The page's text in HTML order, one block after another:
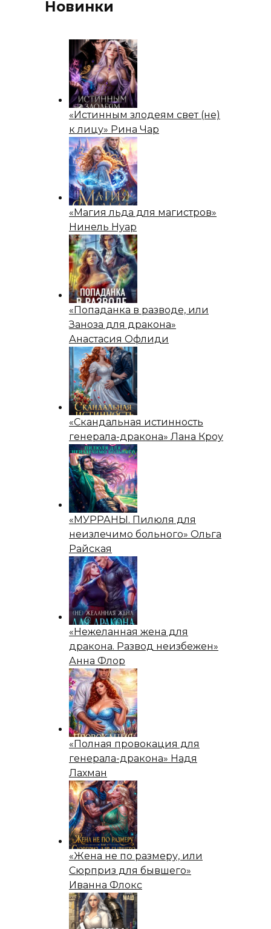
Новинки
«Истинным злодеям свет (не)
к лицу» Рина Чар
«Магия льда для магистров»
Нинель Нуар
«Попаданка в разводе, или
Заноза для дракона»
Анастасия Офлиди
«Скандальная истинность
генерала-дракона» Лана Кроу
«МУРРАНЫ. Пилюля для
неизлечимо больного» Ольга
Райская
«Нежеланная жена для
дракона. Развод неизбежен»
Анна Флор
«Полная провокация для
генерала-дракона» Надя
Лахман
«Жена не по размеру, или
Сюрприз для бывшего»
Иванна Флокс